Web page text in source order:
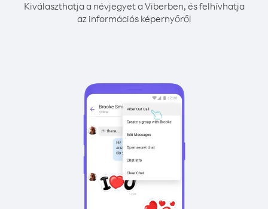
Kiválaszthatja a névjegyet a Viberben, és felhívhatja
az információs képernyőről